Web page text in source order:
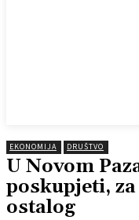
EKONOMIJA DRUŠTVO
U Novom
poskupjeti,
ostalog